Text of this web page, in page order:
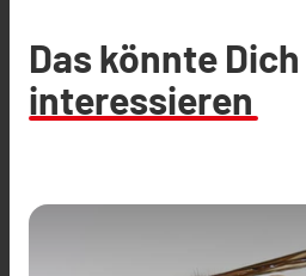
Das könnte
interessieren